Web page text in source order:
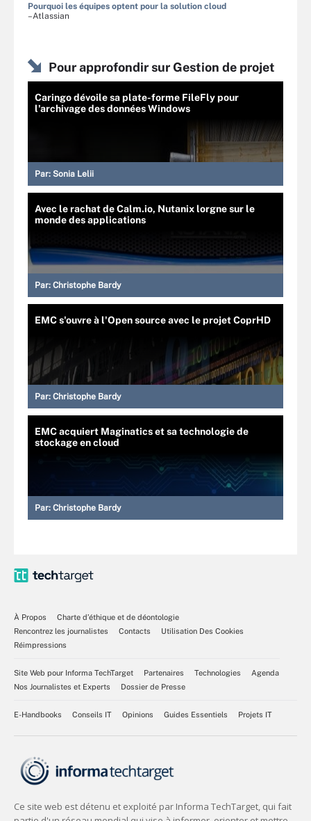
Pourquoi les équipes optent pour la solution cloud
–Atlassian
Pour approfondir sur Gestion de projet
Caringo dévoile sa plate-forme FileFly pour
l'archivage des données Windows
Par: Sonia Lelii
Avec le rachat de Calm.io, Nutanix lorgne sur le
monde des applications
Par: Christophe Bardy
EMC s'ouvre à l'Open source avec le projet CoprHD
Par: Christophe Bardy
EMC acquiert Maginatics et sa technologie de
stockage en cloud
Par: Christophe Bardy
À Propos
Charte d’éthique et de déontologie
Rencontrez les journalistes
Contacts
Utilisation Des Cookies
Réimpressions
Site Web pour Informa TechTarget Partenaires Technologies
Agenda
Nos Journalistes et Experts
Dossier de Presse
E-Handbooks Conseils IT Opinions Guides Essentiels Projets IT